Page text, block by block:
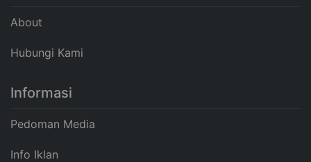
About
Hubungi Kami
Informasi
Pedoman Media
Info Iklan